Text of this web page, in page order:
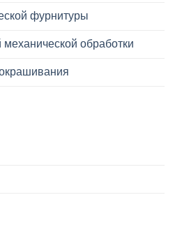
фурнитуры
обработки